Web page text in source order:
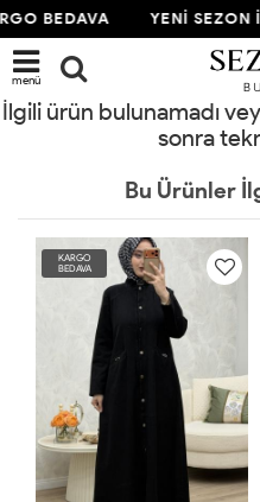
BEDAVA YENİ SEZON
menü
İlgili ürün bulunamadı
sonra
Bu Ürünler
KARGO
BEDAVA